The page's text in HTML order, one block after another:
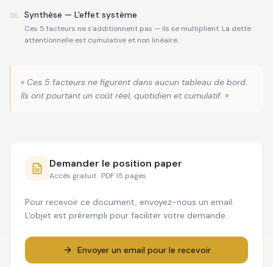
06 Synthèse — L'effet système
Ces 5 facteurs ne s'additionnent pas — ils se multiplient. La dette
attentionnelle est cumulative et non linéaire.
« Ces 5 facteurs ne figurent dans aucun tableau de bord.
Ils ont pourtant un coût réel, quotidien et cumulatif. »
Demander le position paper
Accès gratuit · PDF 15 pages
Pour recevoir ce document, envoyez-nous un email.
L'objet est prérempli pour faciliter votre demande.
Envoyer un email pour le recevoir